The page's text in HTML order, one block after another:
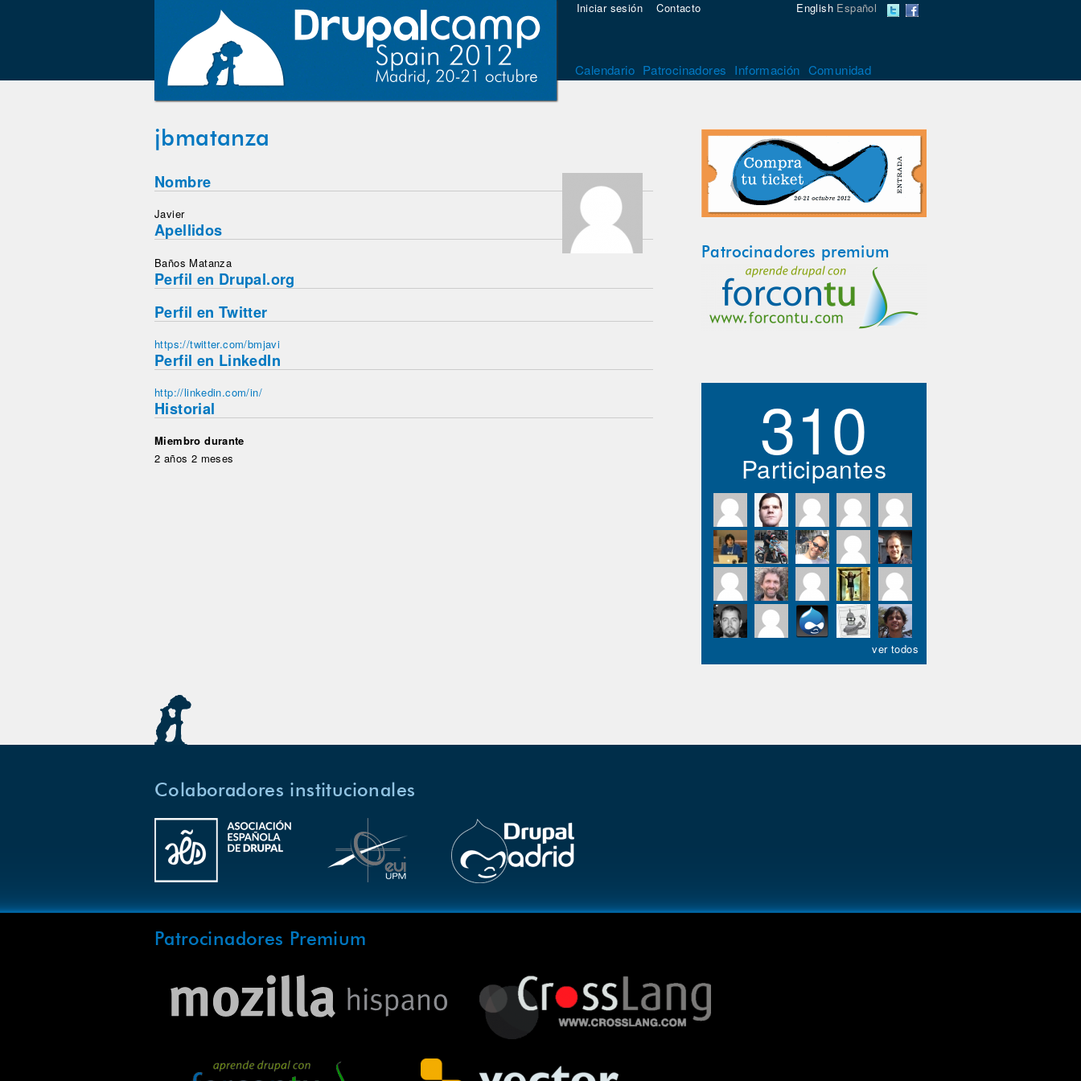
English Español
Iniciar sesión Contacto
Calendario Patrocinadores Información Comunidad
jbmatanza
Nombre
Javier
Apellidos
Baños Matanza
Perfil en Drupal.org
Perfil en Twitter
https://twitter.com/bmjavi
Perfil en LinkedIn
http://linkedin.com/in/
Historial
Miembro durante
2 años 2 meses
Patrocinadores premium
310
Participantes
ver todos
Colaboradores institucionales
Patrocinadores Premium